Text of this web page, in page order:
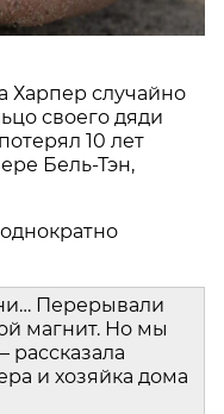
Харпер случайно
своего дяди
10 лет
Бель-Тэн,
Перерывали
магнит. Но мы
рассказала
и хозяйка дома